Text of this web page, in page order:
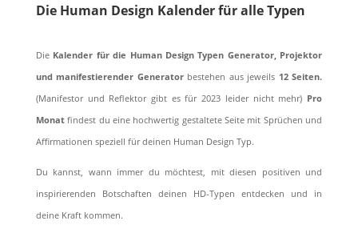
Die Human Design Kalender für alle Typen
Die Kalender für die Human Design Typen Generator, Projektor
und manifestierender Generatorbestehen aus jeweils 12 Seiten.
(Manifestor und Reflektor gibt es für 2023 leider nicht mehr) Pro
Monatfindest du eine hochwertig gestaltete Seite mit Sprüchen und
Affirmationen speziell für deinen Human Design Typ.
Du kannst, wann immer du möchtest, mit diesen positiven und
inspirierenden Botschaften deinen HD-Typen entdecken und in
deine Kraft kommen.